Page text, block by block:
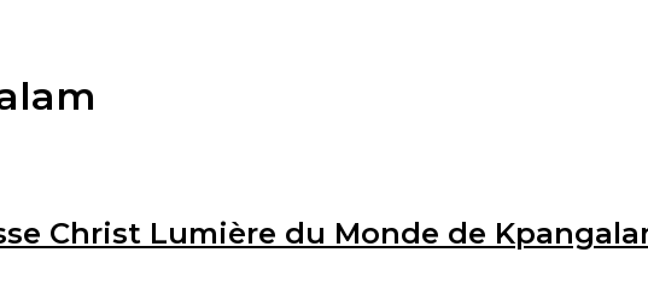
Christ Lumière du Monde de